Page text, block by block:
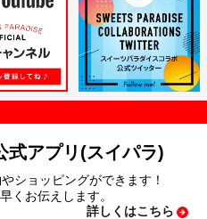
式アプリ(スイパラ)
ショッピングができます！
くお伝えします。
詳しくはこちら